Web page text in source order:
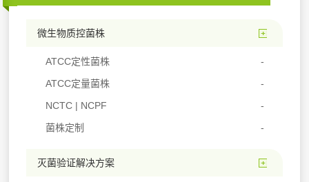
微生物质控菌株
ATCC定性菌株
ATCC定量菌株
NCTC | NCPF
菌株定制
灭菌验证解决方案